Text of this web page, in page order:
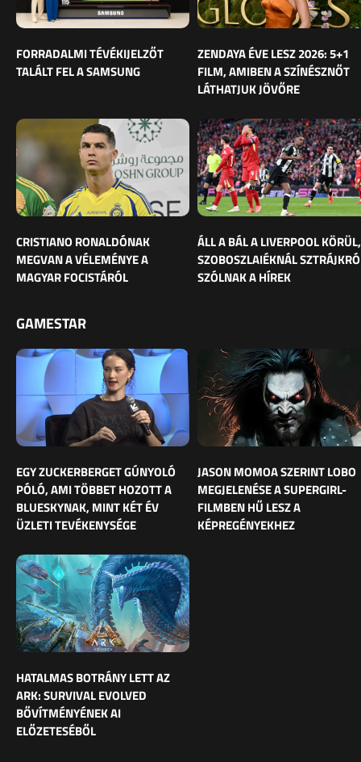
FORRADALMI TÉVÉKIJELZŐT
TALÁLT FEL A SAMSUNG
ZENDAYA ÉVE LESZ 2026: 5+1
FILM, AMIBEN A SZÍNÉSZNŐT
LÁTHATJUK JÖVŐRE
CRISTIANO RONALDÓNAK
MEGVAN A VÉLEMÉNYE A
MAGYAR FOCISTÁRÓL
ÁLL A BÁL A LIVERPOOL KÖRÜL,
SZOBOSZLAIÉKNÁL
SZÓLNAK A HÍREK
GAMESTAR
EGY ZUCKERBERGET GÚNYOLÓ
PÓLÓ, AMI TÖBBET HOZOTT A
BLUESKYNAK, MINT KÉT ÉV
ÜZLETI TEVÉKENYSÉGE
JASON MOMOA SZERINT LOBO
MEGJELENÉSE A SUPERGIRL-
FILMBEN HŰ LESZ A
KÉPREGÉNYEKHEZ
HATALMAS BOTRÁNY LETT AZ
ARK: SURVIVAL EVOLVED
BŐVÍTMÉNYÉNEK AI
ELŐZETESÉBŐL